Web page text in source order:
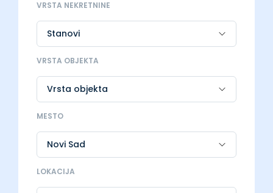
VRSTA NEKRETNINE
VRSTA OBJEKTA
MESTO
LOKACIJA